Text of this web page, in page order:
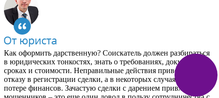
Как оформить дарственную? Соискатель должен разбираться
в юридических тонкостях, знать о требованиях, документах,
сроках и стоимости. Неправильные действия приведут к
отказу в регистрации сделки, а в некоторых случаях и к
потере финансов. Зачастую сделки с дарением привлекают